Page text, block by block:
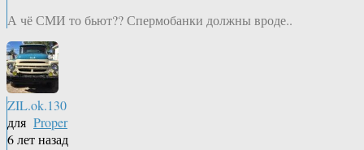
А чё СМИ то бьют?? Спермобанки должны вроде..
ZIL.ok.130
для Proper
6 лет назад